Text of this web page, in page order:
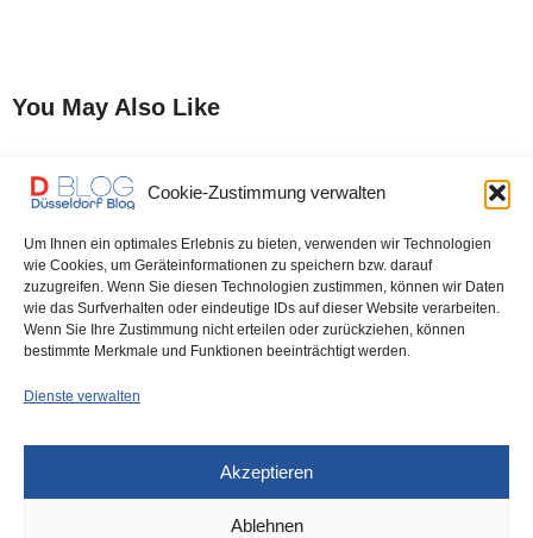
Cookie-Zustimmung verwalten
Um Ihnen ein optimales Erlebnis zu bieten, verwenden wir Technologien
wie Cookies, um Geräteinformationen zu speichern bzw. darauf
zuzugreifen. Wenn Sie diesen Technologien zustimmen, können wir Daten
wie das Surfverhalten oder eindeutige IDs auf dieser Website verarbeiten.
Wenn Sie Ihre Zustimmung nicht erteilen oder zurückziehen, können
bestimmte Merkmale und Funktionen beeinträchtigt werden.
Dienste verwalten
Akzeptieren
Ablehnen
You May Also Like
Einladung in den
Am 27. September: Astrid
Wirtschaftsrats, zu Gast im
Wirtschaftsclub Düsseldorf
China – Gelbe Gefahr 2.0?